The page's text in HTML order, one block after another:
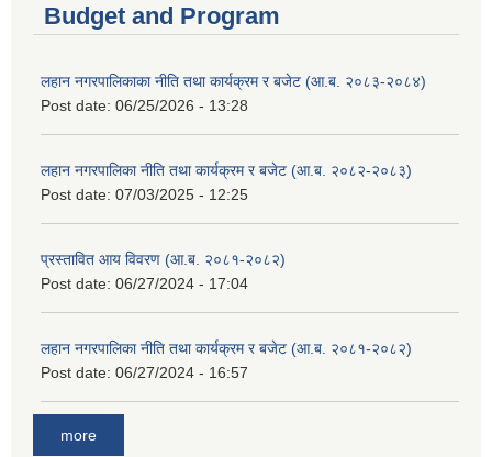
Budget and Program
लहान नगरपालिकाका नीति तथा कार्यक्रम र बजेट (आ.ब. २०८३-२०८४)
Post date: 06/25/2026 - 13:28
लहान नगरपालिका नीति तथा कार्यक्रम र बजेट (आ.ब. २०८२-२०८३)
Post date: 07/03/2025 - 12:25
प्रस्तावित आय विवरण (आ.ब. २०८१-२०८२)
Post date: 06/27/2024 - 17:04
लहान नगरपालिका नीति तथा कार्यक्रम र बजेट (आ.ब. २०८१-२०८२)
Post date: 06/27/2024 - 16:57
more